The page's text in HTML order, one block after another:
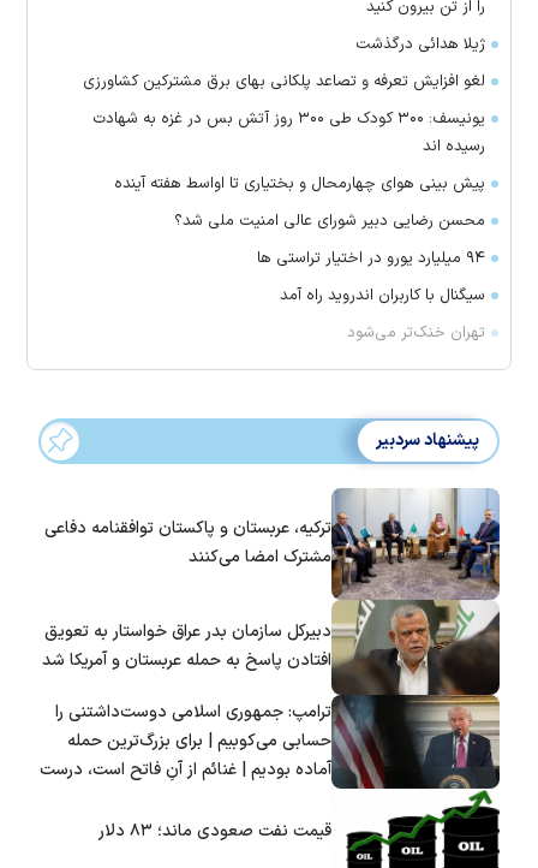
را از تن بیرون کنید
ژیلا هدائی درگذشت
لغو افزایش تعرفه و تصاعد پلکانی بهای برق مشترکین کشاورزی
یونیسف: ۳۰۰ کودک طی ۳۰۰ روز آتش بس در غزه به شهادت
رسیده اند
پیش بینی هوای چهارمحال و بختیاری تا اواسط هفته آینده
محسن رضایی دبیر شورای عالی امنیت ملی شد؟
۹۴ میلیارد یورو در اختیار تراستی ها
سیگنال با کاربران اندروید راه آمد
تهران خنک‌تر می‌شود
پیشنهاد سردبیر
ترکیه، عربستان و پاکستان توافقنامه دفاعی
مشترک امضا می‌کنند
دبیرکل سازمان بدر عراق خواستار به تعویق
افتادن پاسخ به حمله عربستان و آمریکا شد
ترامپ: جمهوری اسلامی دوست‌داشتنی را
حسابی می‌کوبیم | برای بزرگ‌ترین حمله
آماده بودیم | غنائم از آنِ فاتح است، درست
قیمت نفت صعودی ماند؛ ۸۳ دلار